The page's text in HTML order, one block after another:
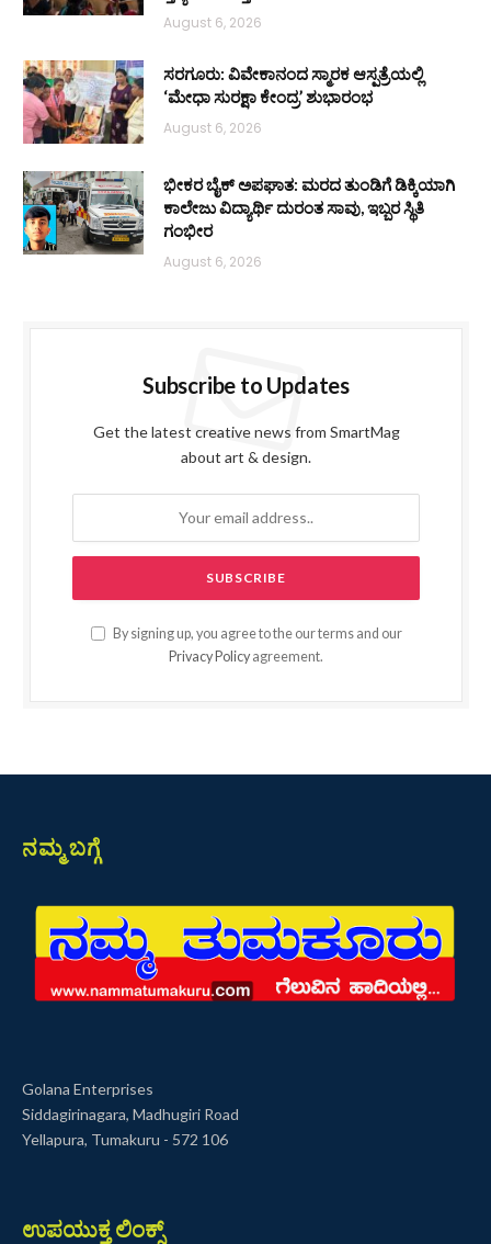
August 6, 2026
ಸರಗೂರು: ವಿವೇಕಾನಂದ ಸ್ಮಾರಕ ಆಸ್ಪತ್ರೆಯಲ್ಲಿ
‘ಮೇಧಾ ಸುರಕ್ಷಾ ಕೇಂದ್ರ’ ಶುಭಾರಂಭ
August 6, 2026
ಭೀಕರ ಬೈಕ್ ಅಪಘಾತ: ಮರದ ತುಂಡಿಗೆ ಡಿಕ್ಕಿಯಾಗಿ
ಕಾಲೇಜು ವಿದ್ಯಾರ್ಥಿ ದುರಂತ ಸಾವು, ಇಬ್ಬರ ಸ್ಥಿತಿ
ಗಂಭೀರ
August 6, 2026
Subscribe to Updates
Get the latest creative news from SmartMag
about art & design.
By signing up, you agree to the our terms and our
Privacy Policy agreement.
ನಮ್ಮ ಬಗ್ಗೆ
Golana Enterprises
Siddagirinagara, Madhugiri Road
Yellapura, Tumakuru - 572 106
ಉಪಯುಕ್ತ ಲಿಂಕ್ಸ್